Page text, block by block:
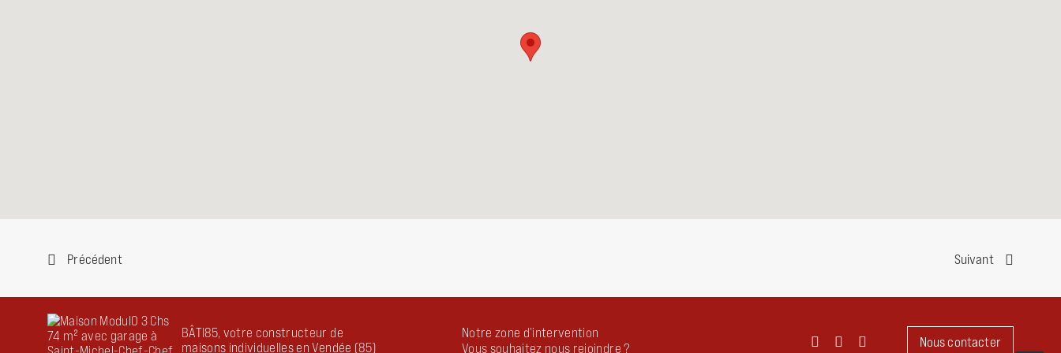
Précédent Suivant
BÂTI85, votre constructeur de
maisons individuelles en Vendée (85)
Notre zone d’intervention
Vous souhaitez nous rejoindre ?
Nous contacter